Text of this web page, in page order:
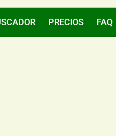
PRECIOS FAQ